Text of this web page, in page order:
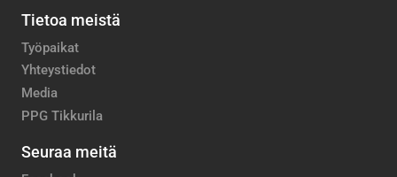
Tietoa meistä
Työpaikat
Yhteystiedot
Media
PPG Tikkurila
Seuraa meitä